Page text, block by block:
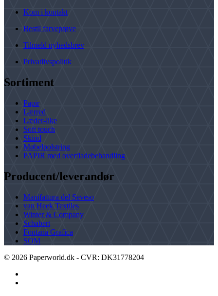
Kom i kontakt
Bestil farveprøve
Tilmeld nyhedsbrev
Privatlivspolitik
Sortiment
Papir
Lærred
Læder-like
Soft touch
Skind
Møbelpolstring
PAPIR med overfladebehandling
Producent/leverandør
Manifattura del Seveso
van Heek Textiles
Winter & Company
Schabert
Fontana Grafica
SOM
© 2026 Paperworld.dk - CVR: DK31778204